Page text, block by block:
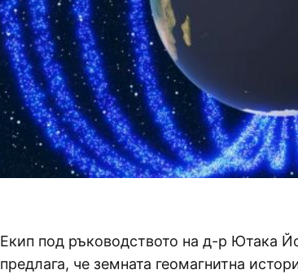
Екип под ръководството на д-р Ютака
предлага, че земната геомагнитна